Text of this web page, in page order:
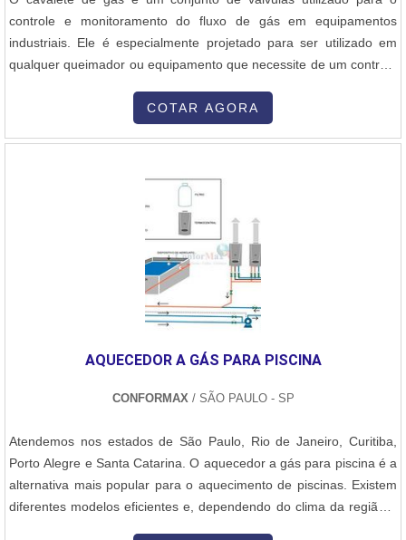
controle e monitoramento do fluxo de gás em equipamentos
industriais. Ele é especialmente projetado para ser utilizado em
qualquer queimador ou equipamento que necessite de um controle
nacional desde 1965, é líder na fabricação e fornecimento de
queimadores a óleo, a gás e Dual, além de diversos equipamentos
reguladores de pressão de óleo e gás, válvulas para óleo, ar e gás,
entre muitos outros produtos. A Nofor também executa projetos de
peças e queimadores especiais de acordo com a necessidade do
cliente. A Nofor se destaca pelo bom atendimento e está sempre
disponível para atender às solicitações dos seus clientes.
COTAR AGORA
AQUECEDOR A GÁS PARA PISCINA
CONFORMAX/ SÃO PAULO - SP
Atendemos nos estados de São Paulo, Rio de Janeiro, Curitiba,
Porto Alegre e Santa Catarina. O aquecedor a gás para piscina é a
alternativa mais popular para o aquecimento de piscinas. Existem
diferentes modelos eficientes e, dependendo do clima da região e